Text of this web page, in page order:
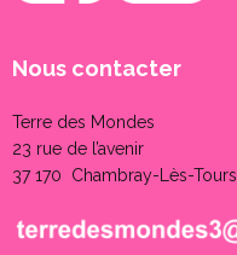
Nous contacter
Terre des Mondes
23 rue de l’avenir
37 170 Chambray-Lès-Tours